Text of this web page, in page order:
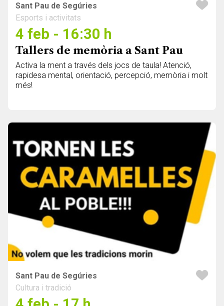
Sant Pau de Segúries
Esports i activitats
4 feb - 16:30 h
Tallers de memòria a Sant Pau
Activa la ment a través dels jocs de taula! Atenció,
rapidesa mental, orientació, percepció, memòria i molt
més!
Sant Pau de Segúries
Cultura i tradició